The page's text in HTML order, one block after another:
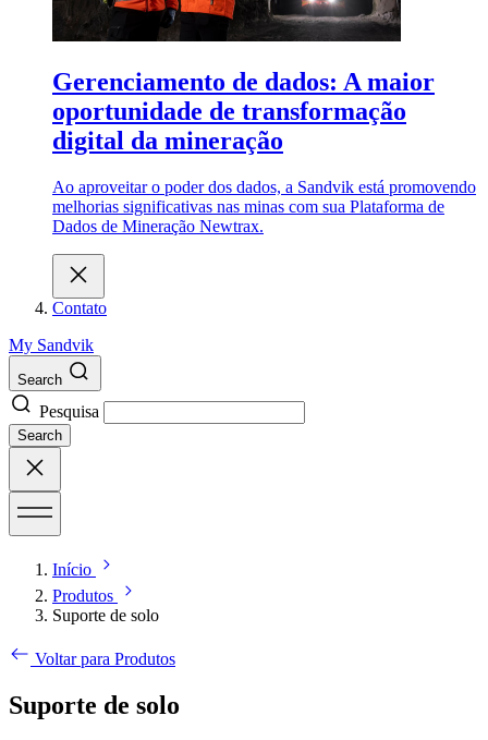
Gerenciamento de dados: A maior
oportunidade de transformação
digital da mineração
Ao aproveitar o poder dos dados, a Sandvik está promovendo
melhorias significativas nas minas com sua Plataforma de
Dados de Mineração Newtrax.
Contato
My Sandvik
Search
Pesquisa
Search
Início
Produtos
Suporte de solo
Voltar para Produtos
Suporte de solo